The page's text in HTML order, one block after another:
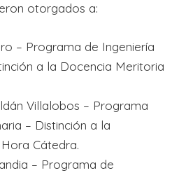
otorgados a:
– Programa de Ingeniería
a la Docencia Meritoria
Villalobos – Programa
– Distinción a la
Cátedra.
– Programa de